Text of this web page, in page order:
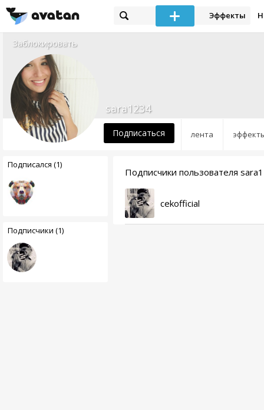
Эффекты
Заблокировать
лента
sara1234
Подписаться
Подписался (1)
Подписчики (1)
Подписчики пользователя
cekofficial